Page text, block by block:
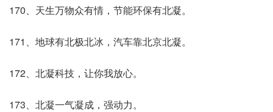
170、天生万物众有情，节能环保有北凝。
171、地球有北极北冰，汽车靠北京北凝。
172、北凝科技，让你我放心。
173、北凝一气凝成，强动力。